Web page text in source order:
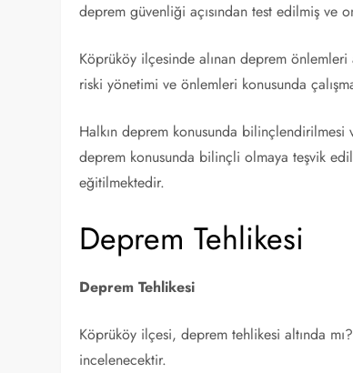
deprem güvenliği açısından test edilmiş ve
Köprüköy ilçesinde alınan deprem
riski yönetimi ve önlemleri konusunda
Halkın deprem konusunda bilinçlendirilmesi
deprem konusunda bilinçli olmaya teşvik
eğitilmektedir.
Deprem Tehlikesi
Deprem Tehlikesi
Köprüköy ilçesi, deprem tehlikesi altında
incelenecektir.